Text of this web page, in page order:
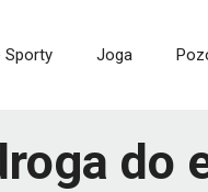
Sporty Joga
do